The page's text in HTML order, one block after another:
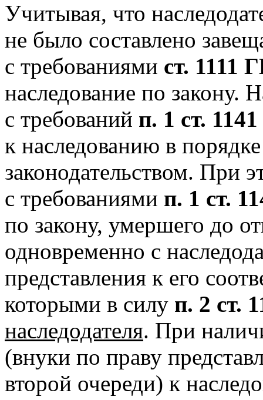
Учитывая, что
не было составлено
с требованиями ст. 1111
наследование по закону.
с требований п. 1 ст.
к наследованию в
законодательством. При
с требованиями п. 1 ст.
по закону, умершего до
одновременно с
представления к его
которыми в силу п. 2 ст.
наследодателя. При
(внуки по праву
второй очереди) к